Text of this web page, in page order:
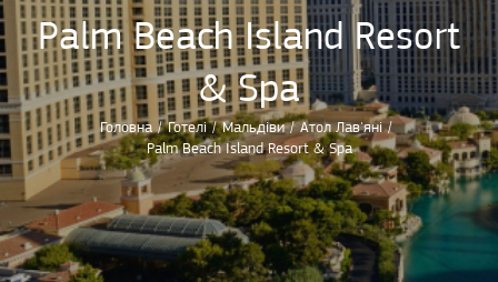
Palm Beach Island Resort
& Spa
Головна / Готелі / Мальдіви / Атол Лав'яні /
Palm Beach Island Resort & Spa